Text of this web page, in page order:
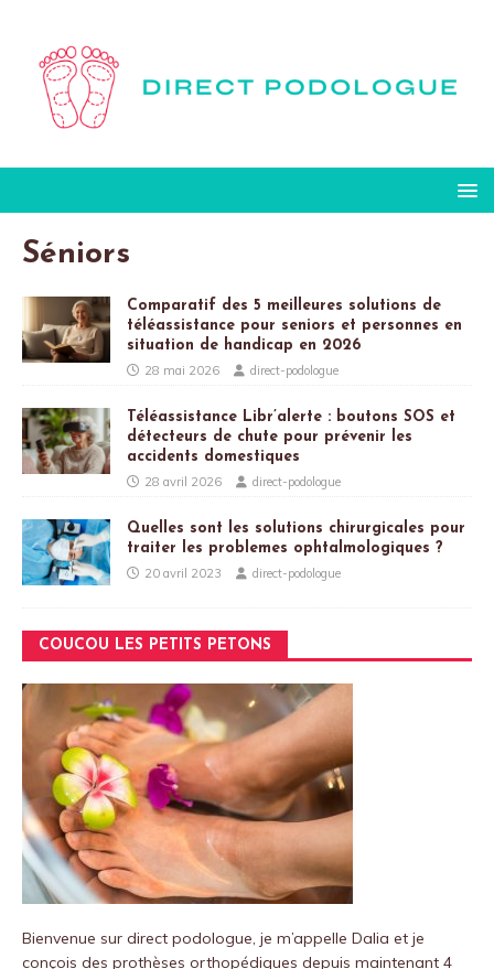
Séniors
Comparatif des 5 meilleures solutions de
téléassistance pour seniors et personnes en
situation de handicap en 2026
28 mai 2026 direct-podologue
Téléassistance Libr’alerte : boutons SOS et
détecteurs de chute pour prévenir les
accidents domestiques
28 avril 2026 direct-podologue
Quelles sont les solutions chirurgicales pour
traiter les problemes ophtalmologiques ?
20 avril 2023 direct-podologue
COUCOU LES PETITS PETONS
Bienvenue sur direct podologue, je m’appelle Dalia et je
conçois des prothèses orthopédiques depuis maintenant 4